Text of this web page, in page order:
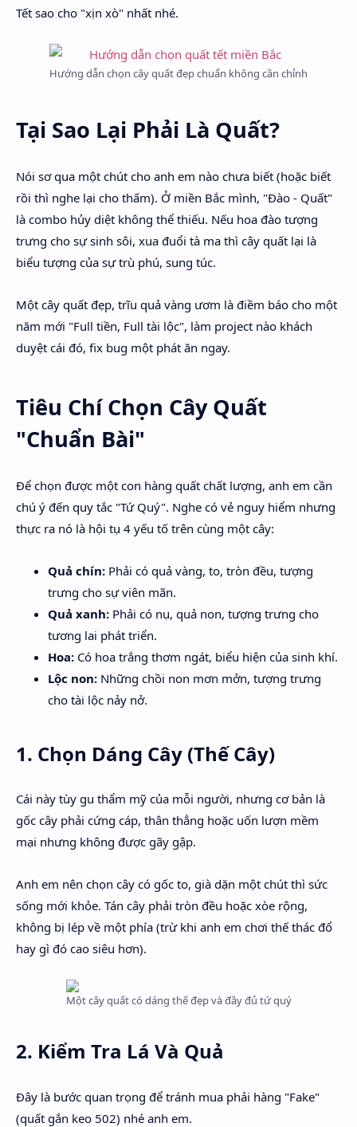
Tết sao cho "xịn xò" nhất nhé.
Hướng dẫn chọn cây quất đẹp chuẩn không cần chỉnh
Tại Sao Lại Phải Là Quất?
Nói sơ qua một chút cho anh em nào chưa biết (hoặc biết
rồi thì nghe lại cho thấm). Ở miền Bắc mình, "Đào - Quất"
là combo hủy diệt không thể thiếu. Nếu hoa đào tượng
trưng cho sự sinh sôi, xua đuổi tà ma thì cây quất lại là
biểu tượng của sự trù phú, sung túc.
Một cây quất đẹp, trĩu quả vàng ươm là điềm báo cho một
năm mới "Full tiền, Full tài lộc", làm project nào khách
duyệt cái đó, fix bug một phát ăn ngay.
Tiêu Chí Chọn Cây Quất
"Chuẩn Bài"
Để chọn được một con hàng quất chất lượng, anh em cần
chú ý đến quy tắc "Tứ Quý". Nghe có vẻ nguy hiểm nhưng
thực ra nó là hội tụ 4 yếu tố trên cùng một cây:
Quả chín: Phải có quả vàng, to, tròn đều, tượng
trưng cho sự viên mãn.
Quả xanh: Phải có nụ, quả non, tượng trưng cho
tương lai phát triển.
Hoa: Có hoa trắng thơm ngát, biểu hiện của sinh khí.
Lộc non: Những chồi non mơn mởn, tượng trưng
cho tài lộc nảy nở.
1. Chọn Dáng Cây (Thế Cây)
Cái này tùy gu thẩm mỹ của mỗi người, nhưng cơ bản là
gốc cây phải cứng cáp, thân thẳng hoặc uốn lượn mềm
mại nhưng không được gãy gập.
Anh em nên chọn cây có gốc to, già dặn một chút thì sức
sống mới khỏe. Tán cây phải tròn đều hoặc xòe rộng,
không bị lép về một phía (trừ khi anh em chơi thế thác đổ
hay gì đó cao siêu hơn).
Một cây quất có dáng thế đẹp và đầy đủ tứ quý
2. Kiểm Tra Lá Và Quả
Đây là bước quan trọng để tránh mua phải hàng "Fake"
(quất gắn keo 502) nhé anh em.